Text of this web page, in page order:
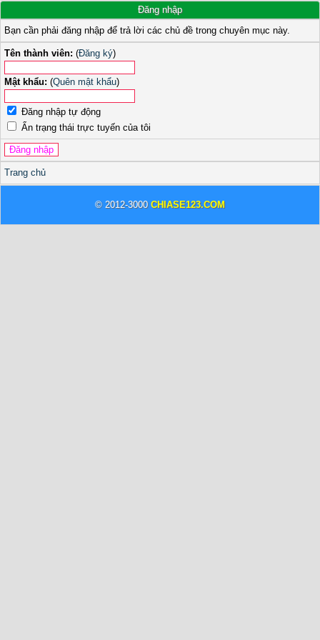
Đăng nhập
Bạn cần phải đăng nhập để trả lời các chủ đề trong chuyên mục này.
Tên thành viên: (Đăng ký)
Mật khẩu: (Quên mật khẩu)
Đăng nhập tự động
Ẩn trạng thái trực tuyến của tôi
Trang chủ
© 2012-3000 CHIASE123.COM